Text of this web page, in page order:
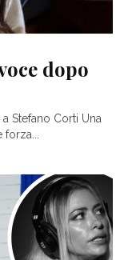
dopo
Stefano Corti Una